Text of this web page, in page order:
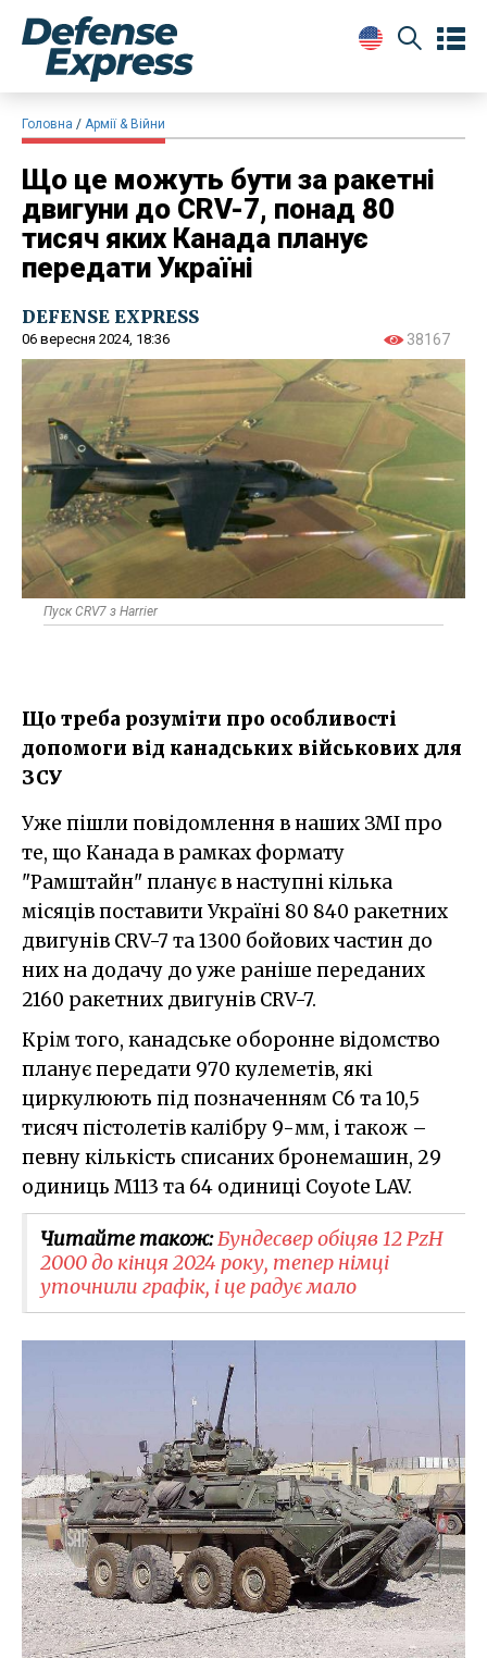
Головна Армії & Війни
Що це можуть бути за ракетні
двигуни до CRV-7, понад 80
тисяч яких Канада планує
передати Україні
DEFENSE EXPRESS
06 вересня 2024, 18:36 38167
Пуск CRV7 з Harrier
Що треба розуміти про особливості
допомоги від канадських військових для
ЗСУ
Уже пішли повідомлення в наших ЗМІ про
те, що Канада в рамках формату
"Рамштайн" планує в наступні кілька
місяців поставити Україні 80 840 ракетних
двигунів CRV-7 та 1300 бойових частин до
них на додачу до уже раніше переданих
2160 ракетних двигунів CRV-7.
Крім того, канадське оборонне відомство
планує передати 970 кулеметів, які
циркулюють під позначенням C6 та 10,5
тисяч пістолетів калібру 9-мм, і також –
певну кількість списаних бронемашин, 29
одиниць M113 та 64 одиниці Coyote LAV.
Читайте також:Бундесвер обіцяв 12 PzH
2000 до кінця 2024 року, тепер німці
уточнили графік, і це радує мало